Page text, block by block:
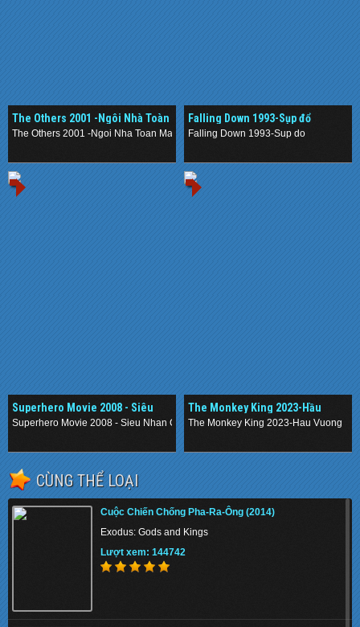
The Others 2001 -Ngôi Nhà Toàn
Ma
The Others 2001 -Ngoi Nha Toan Ma
Falling Down 1993-Sụp đổ
Falling Down 1993-Sup do
Superhero Movie 2008 - Siêu
Nhân Chuồn Chuồn
Superhero Movie 2008 - Sieu Nhan Chuon Chuon
The Monkey King 2023-Hầu
Vương
The Monkey King 2023-Hau Vuong
CÙNG THỂ LOẠI
Cuộc Chiến Chống Pha-Ra-Ông (2014)
Exodus: Gods and Kings
Lượt xem: 144742